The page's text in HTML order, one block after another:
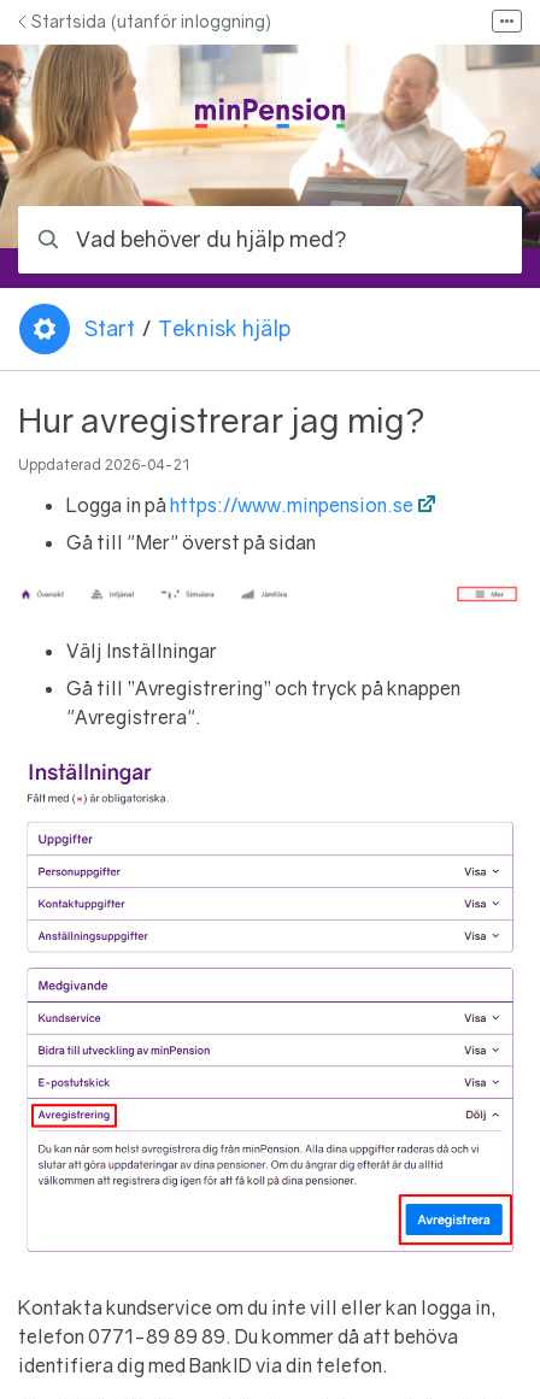
Hoppa till innehåll
Startsida (utanför inloggning)
Bloggen - Allt om pension
Kontakta oss
Kontakta ditt pensionsbolag
Logga in på minPension
Fler
Du är här:Start / Teknisk hjälp
Hur avregistrerar jag mig?
Uppdaterad 2026-04-21
Logga in på https://www.minpension.se
Gå till "Mer" överst på sidan
Välj Inställningar
Gå till ”Avregistrering” och tryck på knappen
"Avregistrera".
Kontakta kundservice om du inte vill eller kan logga in,
telefon 0771-89 89 89. Du kommer då att behöva
identifiera dig med BankID via din telefon.